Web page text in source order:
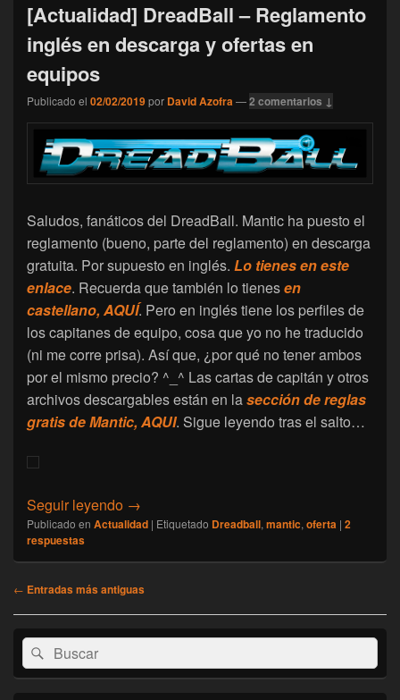
[Actualidad] DreadBall – Reglamento
inglés en descarga y ofertas en
equipos
Publicado el 02/02/2019por David Azofra—2 comentarios ↓
Saludos, fanáticos del DreadBall. Mantic ha puesto el
reglamento (bueno, parte del reglamento) en descarga
gratuita. Por supuesto en inglés. Lo tienes en este
enlace. Recuerda que también lo tienesen
castellano, AQUÍ. Pero en inglés tiene los perfiles de
los capitanes de equipo, cosa que yo no he traducido
(ni me corre prisa). Así que, ¿por qué no tener ambos
por el mismo precio? ^_^ Las cartas de capitán y otros
archivos descargables están en lasección de reglas
gratis de Mantic, AQUI. Sigue leyendo tras el salto…
Seguir leyendo [Actualidad] DreadBall – Reglamento
→
Publicado en Actualidad | Etiquetado Dreadball,mantic,oferta | 2
respuestas
Navegación
← Entradas más antiguas
El
área
de
Buscar
por:
Buscar